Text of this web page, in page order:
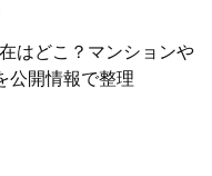
はどこ？マンションや
公開情報で整理